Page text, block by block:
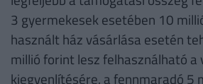
3 gyermekesek esetében 10
használt ház vásárlása esetén
millió forint lesz felhasználható a
kiegyenlítésére, a fennmaradó 5